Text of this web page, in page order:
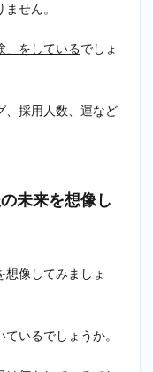
せん。
」をしているでしょ
、採用人数、運など
未来を想像し
像してみましょ
いるでしょうか。